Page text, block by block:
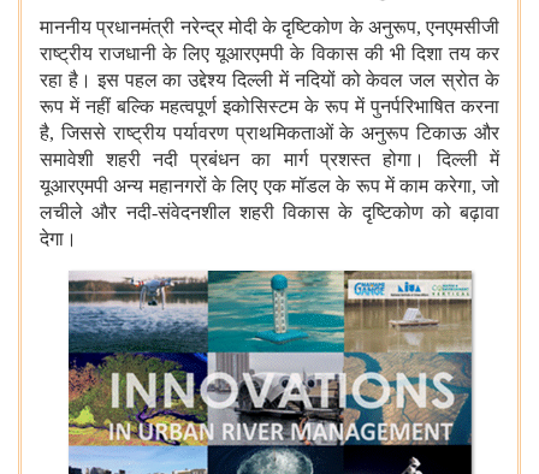
माननीय प्रधानमंत्री नरेन्द्र मोदी के दृष्टिकोण के अनुरूप, एनएमसीजी
राष्ट्रीय राजधानी के लिए यूआरएमपी के विकास की भी दिशा तय कर
रहा है। इस पहल का उद्देश्य दिल्ली में नदियों को केवल जल स्रोत के
रूप में नहीं बल्कि महत्वपूर्ण इकोसिस्टम के रूप में पुनर्परिभाषित करना
है, जिससे राष्ट्रीय पर्यावरण प्राथमिकताओं के अनुरूप टिकाऊ और
समावेशी शहरी नदी प्रबंधन का मार्ग प्रशस्त होगा। दिल्ली में
यूआरएमपी अन्य महानगरों के लिए एक मॉडल के रूप में काम करेगा, जो
लचीले और नदी-संवेदनशील शहरी विकास के दृष्टिकोण को बढ़ावा
देगा।